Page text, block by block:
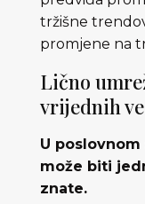
tržišne
promjene na
Lično
vrijednih
U
može biti
znate.